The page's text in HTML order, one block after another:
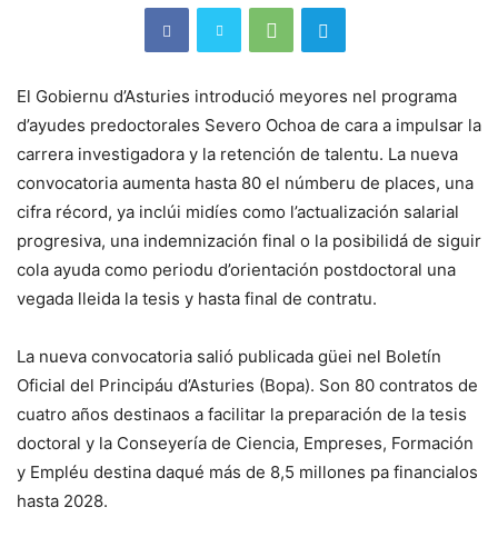
El Gobiernu d’Asturies introdució meyores nel programa
d’ayudes predoctorales Severo Ochoa de cara a impulsar la
carrera investigadora y la retención de talentu. La nueva
convocatoria aumenta hasta 80 el númberu de places, una
cifra récord, ya inclúi midíes como l’actualización salarial
progresiva, una indemnización final o la posibilidá de siguir
cola ayuda como periodu d’orientación postdoctoral una
vegada lleida la tesis y hasta final de contratu.
La nueva convocatoria salió publicada güei nel Boletín
Oficial del Principáu d’Asturies (Bopa). Son 80 contratos de
cuatro años destinaos a facilitar la preparación de la tesis
doctoral y la Conseyería de Ciencia, Empreses, Formación
y Empléu destina daqué más de 8,5 millones pa financialos
hasta 2028.